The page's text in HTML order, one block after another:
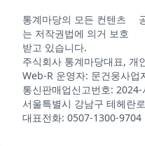
통계마당의 모든 컨텐츠
는 저작권법에 의거 보호
받고 있습니다.
주식회사 통계마당대표, 개
Web-R 운영자: 문건웅사업
통신판매업신고번호:
서울특별시 강남구 테헤란
대표전화: 0507-1300-